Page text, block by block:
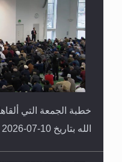
خطبة الجمعة التي
الله بتاريخ 10-07-2026